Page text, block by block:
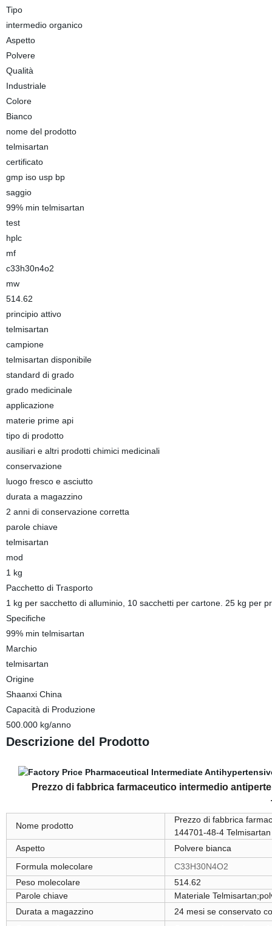
Tipo
intermedio organico
Aspetto
Polvere
Qualità
Industriale
Colore
Bianco
nome del prodotto
telmisartan
certificato
gmp iso usp bp
saggio
99% min telmisartan
test
hplc
mf
c33h30n4o2
mw
514.62
principio attivo
telmisartan
campione
telmisartan disponibile
standard di grado
grado medicinale
applicazione
materie prime api
tipo di prodotto
ausiliari e altri prodotti chimici medicinali
conservazione
luogo fresco e asciutto
durata a magazzino
2 anni di conservazione corretta
parole chiave
telmisartan
mod
1 kg
Pacchetto di Trasporto
1 kg per sacchetto di alluminio, 10 sacchetti per cartone. 25 kg per
Specifiche
99% min telmisartan
Marchio
telmisartan
Origine
Shaanxi China
Capacità di Produzione
500.000 kg/anno
Descrizione del Prodotto
Prezzo di fabbrica farmaceutico intermedio
Nome prodotto
Prezzo di fabbrica
144701-48-4 Telmisartan
Aspetto
Polvere bianca
Formula molecolare
C33H30N4O2
Peso molecolare
514.62
Parole chiave
Materiale
Durata a magazzino
24 mesi se conservato